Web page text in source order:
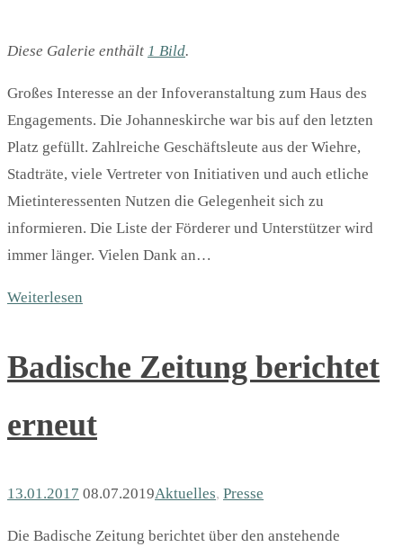
Diese Galerie enthält 1 Bild.
Großes Interesse an der Infoveranstaltung zum Haus des
Engagements. Die Johanneskirche war bis auf den letzten
Platz gefüllt. Zahlreiche Geschäftsleute aus der Wiehre,
Stadträte, viele Vertreter von Initiativen und auch etliche
Mietinteressenten Nutzen die Gelegenheit sich zu
informieren. Die Liste der Förderer und Unterstützer wird
immer länger. Vielen Dank an…
Weiterlesen
Badische Zeitung berichtet
erneut
13.01.2017 08.07.2019Aktuelles, Presse
Die Badische Zeitung berichtet über den anstehende